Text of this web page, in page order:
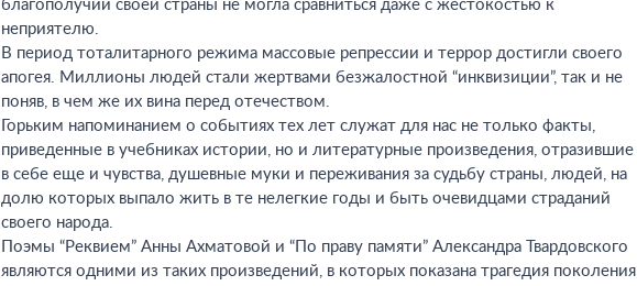
благополучии своей страны не могла сравниться даже с жестокостью к
неприятелю.
В период тоталитарного режима массовые репрессии и террор достигли своего
апогея. Миллионы людей стали жертвами безжалостной “инквизиции”, так и не
поняв, в чем же их вина перед отечеством.
Горьким напоминанием о событиях тех лет служат для нас не только факты,
приведенные в учебниках истории, но и литературные произведения, отразившие
в себе еще и чувства, душевные муки и переживания за судьбу страны, людей, на
долю которых выпало жить в те нелегкие годы и быть очевидцами страданий
своего народа.
Поэмы “Реквием” Анны Ахматовой и “По праву памяти” Александра Твардовского
являются одними из таких произведений, в которых показана трагедия поколения